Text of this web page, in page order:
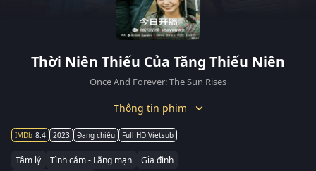
Thời Niên Thiếu Của Tăng Thiếu Niên
Once And Forever: The Sun Rises
Thông tin phim
8.4 2023 Đang chiếu Full HD Vietsub
Tâm lý Tình cảm - Lãng mạn
Gia đình